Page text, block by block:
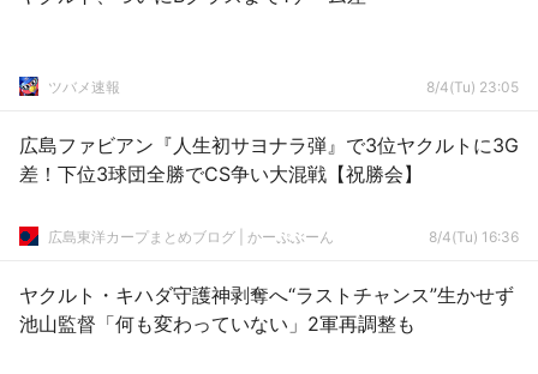
ツバメ速報 8/4(Tu) 23:05
広島ファビアン『人生初サヨナラ弾』で3位ヤクルトに3G
差！下位3球団全勝でCS争い大混戦【祝勝会】
広島東洋カープまとめブログ | かーぷぶーん 8/4(Tu) 16:36
ヤクルト・キハダ守護神剥奪へ“ラストチャンス”生かせず
池山監督「何も変わっていない」2軍再調整も